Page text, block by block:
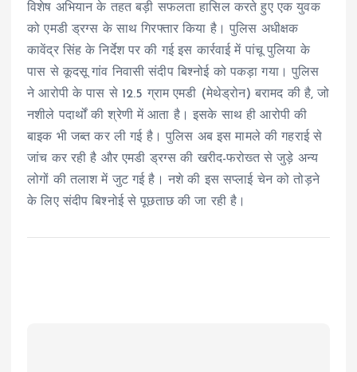
विशेष अभियान के तहत बड़ी सफलता हासिल करते हुए एक युवक
को एमडी ड्रग्स के साथ गिरफ्तार किया है। पुलिस अधीक्षक
कावेंद्र सिंह के निर्देश पर की गई इस कार्रवाई में पांचू पुलिया के
पास से कूदसू गांव निवासी संदीप बिश्नोई को पकड़ा गया। पुलिस
ने आरोपी के पास से 12.5 ग्राम एमडी (मेथेड्रोन) बरामद की है, जो
नशीले पदार्थों की श्रेणी में आता है। इसके साथ ही आरोपी की
बाइक भी जब्त कर ली गई है। पुलिस अब इस मामले की गहराई से
जांच कर रही है और एमडी ड्रग्स की खरीद-फरोख्त से जुड़े अन्य
लोगों की तलाश में जुट गई है। नशे की इस सप्लाई चेन को तोड़ने
के लिए संदीप बिश्नोई से पूछताछ की जा रही है।